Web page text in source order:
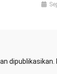
dipublikasikan.